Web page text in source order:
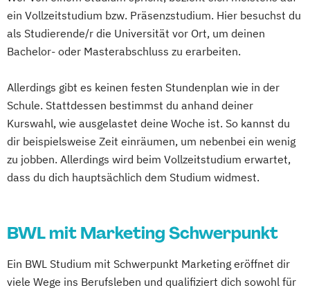
ein Vollzeitstudium bzw. Präsenzstudium. Hier besuchst du
als Studierende/r die Universität vor Ort, um deinen
Bachelor- oder Masterabschluss zu erarbeiten.
Allerdings gibt es keinen festen Stundenplan wie in der
Schule. Stattdessen bestimmst du anhand deiner
Kurswahl, wie ausgelastet deine Woche ist. So kannst du
dir beispielsweise Zeit einräumen, um nebenbei ein wenig
zu jobben. Allerdings wird beim Vollzeitstudium erwartet,
dass du dich hauptsächlich dem Studium widmest.
BWL mit Marketing Schwerpunkt
Ein BWL Studium mit Schwerpunkt Marketing eröffnet dir
viele Wege ins Berufsleben und qualifiziert dich sowohl für